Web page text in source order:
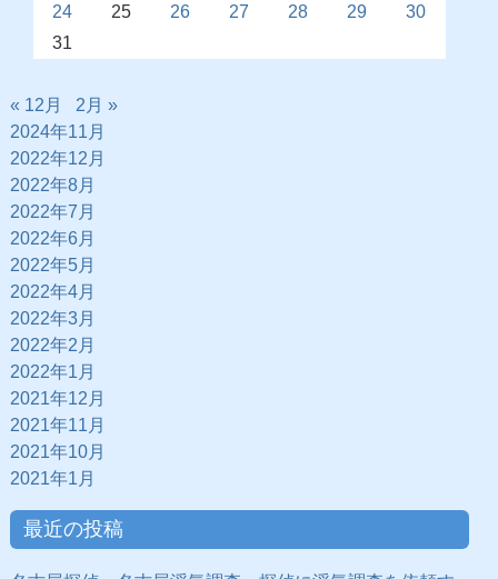
24
25 26 27 28 29
30
31
« 12月
2月 »
2024年11月
2022年12月
2022年8月
2022年7月
2022年6月
2022年5月
2022年4月
2022年3月
2022年2月
2022年1月
2021年12月
2021年11月
2021年10月
2021年1月
最近の投稿